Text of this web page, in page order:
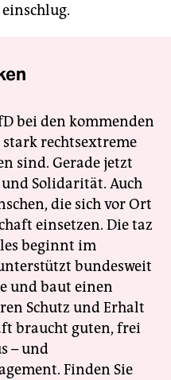
bei den kommenden
rechtsextreme
sind. Gerade jetzt
Solidarität. Auch
die sich vor Ort
einsetzen. Die taz
beginnt im
bundesweit
und baut einen
Schutz und Erhalt
braucht guten, frei
– und
Finden Sie